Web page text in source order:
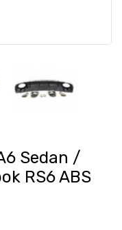
Sedan /
RS6 ABS